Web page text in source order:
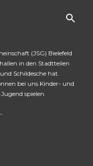
(JSG) Bielefeld
in den Stadtteilen
Schildesche hat.
bei uns Kinder- und
spielen.